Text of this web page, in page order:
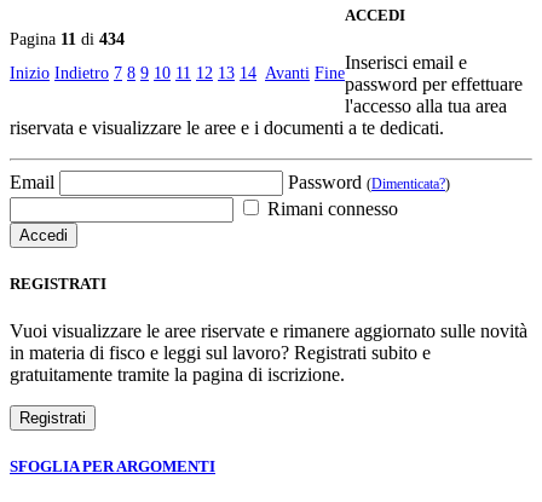
Pagina 11 di 434
Inizio Indietro 7 8 9 10 11 12 13 14 Avanti Fine
ACCEDI
Inserisci email e
password per effettuare
l'accesso alla tua area
riservata e visualizzare le aree e i documenti a te dedicati.
Email Password (Dimenticata?)
Rimani connesso
REGISTRATI
Vuoi visualizzare le aree riservate e rimanere aggiornato sulle novità
in materia di fisco e leggi sul lavoro? Registrati subito e
gratuitamente tramite la pagina di iscrizione.
SFOGLIA PER ARGOMENTI